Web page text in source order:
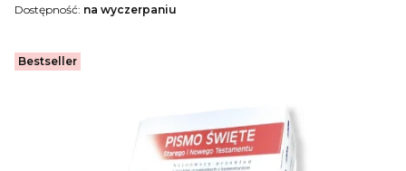
Dostępność: na wyczerpaniu
Bestseller